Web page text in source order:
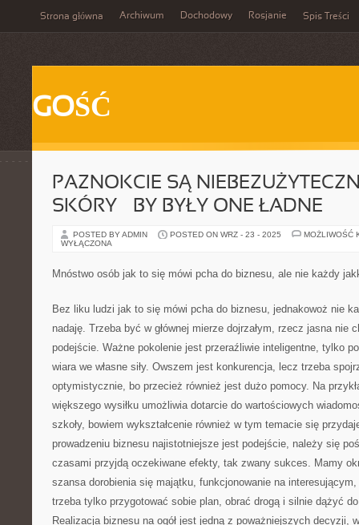
Strona główna Archiwum Dochodowy Rosjanie Spis Treści
GOŚĆ
PAZNOKCIE SĄ
SKÓRY – BY BYŁY ONE ŁADNE
POSTED BY ADMIN POSTED ON WRZ - 23 - 2025
MOŻLIWOŚĆ
WYŁĄCZONA
Mnóstwo osób jak to się mówi pcha do biznesu, ale nie każdy
Bez liku ludzi jak to się mówi pcha do biznesu, jednakowoż nie
nadaję. Trzeba być w głównej mierze dojrzałym, rzecz jasna nie
podejście. Ważne pokolenie jest przeraźliwie inteligentne, tylko
wiara we własne siły. Owszem jest konkurencja, lecz trzeba
optymistycznie, bo przecież również jest dużo pomocy. Na
większego wysiłku umożliwia dotarcie do wartościowych
szkoły, bowiem wykształcenie również w tym temacie się
prowadzeniu biznesu najistotniejsze jest podejście, należy się
czasami przyjdą oczekiwane efekty, tak zwany sukces. Mamy
szansa dorobienia się majątku, funkcjonowanie na
trzeba tylko przygotować sobie plan, obrać drogą i silnie dążyć
Realizacja biznesu na ogół jest jedną z poważniejszych decyzji,